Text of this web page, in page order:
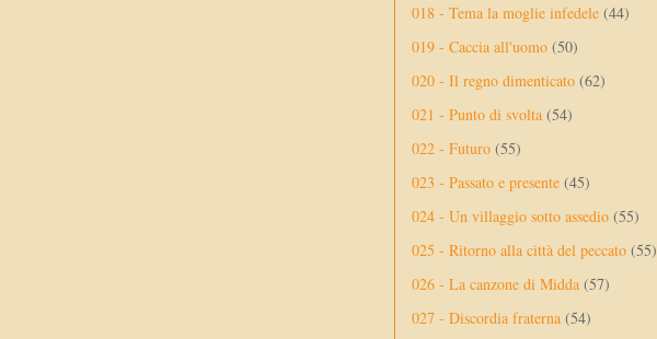
018 - Tema la moglie infedele (44)
019 - Caccia all'uomo (50)
020 - Il regno dimenticato (62)
021 - Punto di svolta (54)
022 - Futuro (55)
023 - Passato e presente (45)
024 - Un villaggio sotto assedio (55)
025 - Ritorno alla città del peccato (55)
026 - La canzone di Midda (57)
027 - Discordia fraterna (54)